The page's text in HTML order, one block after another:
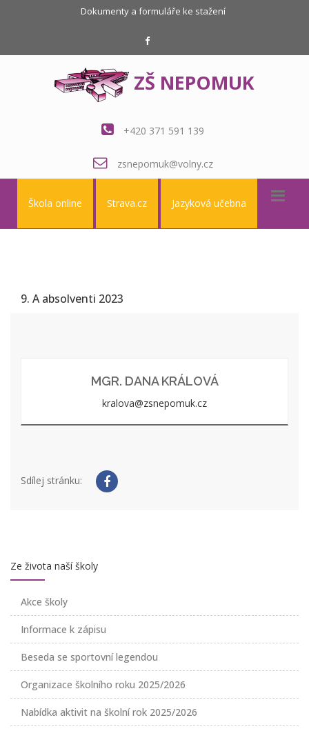
Dokumenty a formuláře ke stažení
ZŠ NEPOMUK
+420 371 591 139
zsnepomuk@volny.cz
Škola online Strava.cz Jazyková učebna
9. A absolventi 2023
MGR. DANA KRÁLOVÁ
kralova@zsnepomuk.cz
Sdílej stránku:
Ze života naší školy
Akce školy
Informace k zápisu
Beseda se sportovní legendou
Organizace školního roku 2025/2026
Nabídka aktivit na školní rok 2025/2026